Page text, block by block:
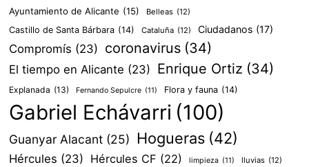
Ayuntamiento de Alicante (15) Belleas (12)
Castillo de Santa Bárbara (14) Cataluña (12) Ciudadanos (17)
Compromís (23) coronavirus (34)
El tiempo en Alicante (23) Enrique Ortiz (34)
Explanada (13) Fernando Sepulcre (11) Flora y fauna (14)
Gabriel Echávarri (100)
Guanyar Alacant (25) Hogueras (42)
Hércules (23) Hércules CF (22) limpieza (11) lluvias (12)